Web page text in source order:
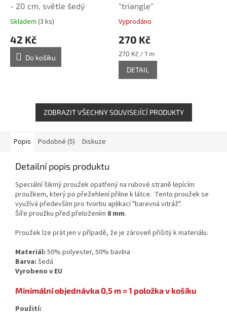
- 20 cm, světle šedý
Skladem (3 ks)
42 Kč
Do košíku
"triangle"
Vyprodáno
270 Kč
Měrná
cena:
270 Kč / 1 m
DETAIL
ZOBRAZIT VŠECHNY SOUVISEJÍCÍ PRODUKTY
Popis Podobné (5) Diskuze
Detailní popis produktu
Speciální šikmý proužek opatřený na rubové straně lepícím
proužkem, který po přežehlení přilne k látce. Tento proužek se
využívá především pro tvorbu aplikací "barevná vitráž".
Šíře proužku před přeložením 8 mm.
Proužek lze prát jen v případě, že je zároveň přišitý k materiálu.
Materiál: 50% polyester, 50% bavlna
Barva: šedá
Vyrobeno v EU
Minimální objednávka 0,5 m = 1 položka v košíku
Použití: